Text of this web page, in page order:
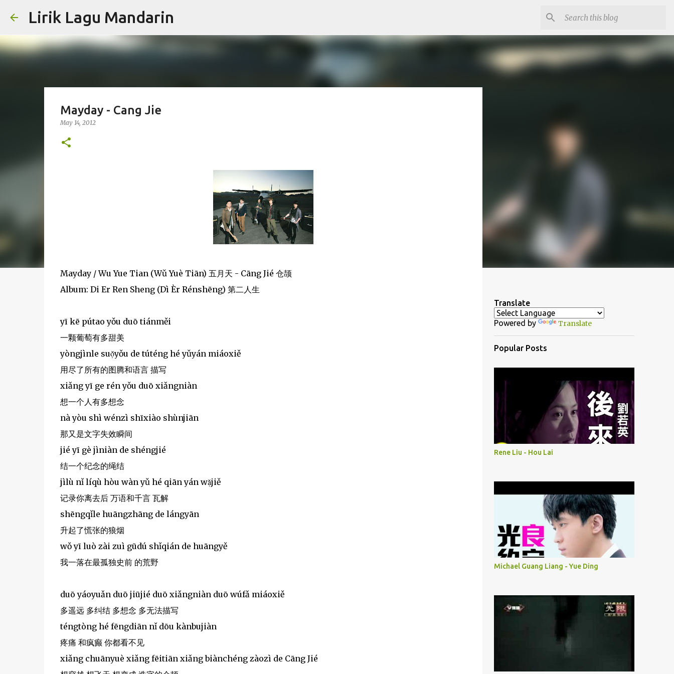
Lirik Lagu Mandarin
Mayday - Cang Jie
May 14, 2012
Mayday / Wu Yue Tian (Wǔ Yuè Tiān) 五月天 - Cāng Jié 仓颉
Album: Di Er Ren Sheng (Dì Èr Rénshēng) 第二人生
yī kē pútao yǒu duō tiánměi
一颗葡萄有多甜美
yòngjìnle suọ̌yǒu de túténg hé yǔyán miáoxiě
用尽了所有的图腾和语言 描写
xiǎng yī ge rén yǒu duō xiǎngniàn
想一个人有多想念
nà yòu shì wénzì shīxiào shùnjiān
那又是文字失效瞬间
jié yī gè jìniàn de shéngjié
结一个纪念的绳结
jìlù nǐ líqù hòu wàn yǔ hé qiān yán wạ̌jiě
记录你离去后 万语和千言 瓦解
shēngqǐle huāngzhāng de lángyān
升起了慌张的狼烟
wǒ yī luò zài zuì gūdú shǐqián de huāngyě
我一落在最孤独史前 的荒野
duō yáoyuǎn duō jiūjié duō xiǎngniàn duō wúfǎ miáoxiě
多遥远 多纠结 多想念 多无法描写
téngtòng hé fēngdiān nǐ dōu kànbujiàn
疼痛 和疯癫 你都看不见
xiǎng chuānyuè xiǎng fēitiān xiǎng biànchéng zàozì de Cāng Jié
Translate
Powered by Translate
Popular Posts
Rene Liu - Hou Lai
Michael Guang Liang - Yue Ding